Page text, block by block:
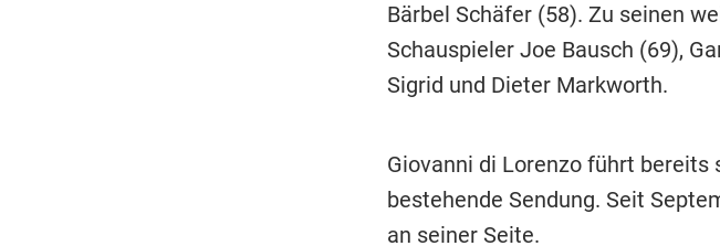
Bärbel Schäfer (58). Zu seinen
Schauspieler Joe Bausch (69),
Sigrid und Dieter Markworth.
Giovanni di Lorenzo führt bereits
bestehende Sendung. Seit
an seiner Seite.